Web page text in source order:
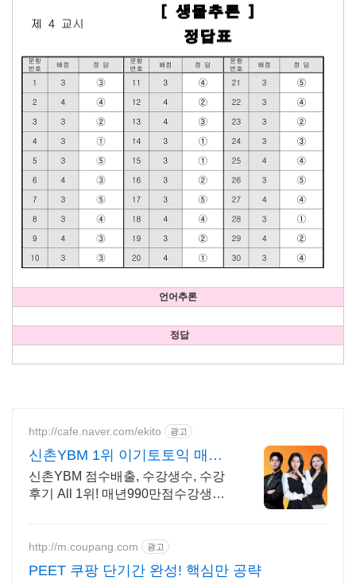
언어추론
정답
http://cafe.naver.com/ekito 광고
신촌YBM 1위 이기토토익 매년
990 만점수강생배출
신촌YBM 점수배출, 수강생수, 수강
후기 All 1위! 매년990만점수강생배
http://m.coupang.com 광고
PEET 쿠팡 단기간 완성! 핵심만 공략